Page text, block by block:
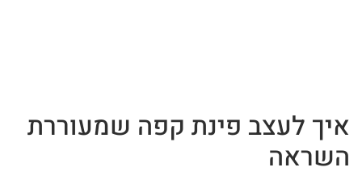
איך לעצב פינת קפה שמעוררת
השראה